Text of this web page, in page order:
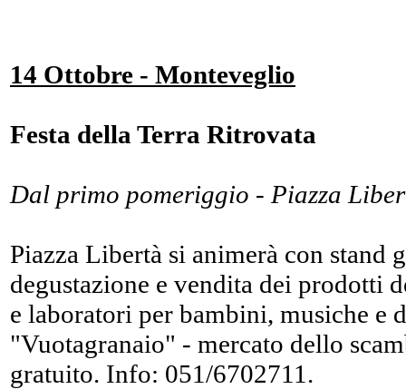
14 Ottobre - Monteveglio
Festa della Terra Ritrovata
Dal primo pomeriggio - Piazza
Piazza Libertà si animerà con stand
degustazione e vendita dei prodotti
e laboratori per bambini, musiche e
"Vuotagranaio" - mercato dello
gratuito. Info: 051/6702711.